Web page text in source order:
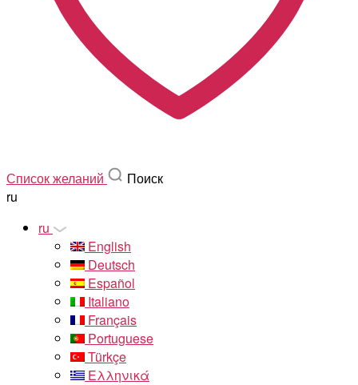
Список желаний
Поиск
ru
ru
English
Deutsch
Español
Italiano
Français
Portuguese
Türkçe
Ελληνικά